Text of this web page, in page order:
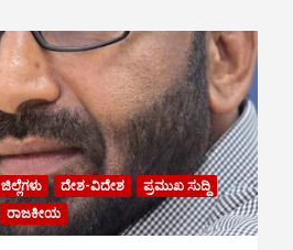
ಜಿಲ್ಲೆಗಳು ದೇಶ-ವಿದೇಶ
ಪ್ರಮುಖ ಸುದ್ದಿ
ರಾಜಕೀಯ